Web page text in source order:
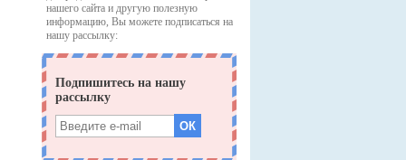
нашего сайта и другую полезную
информацию, Вы можете подписаться на
нашу рассылку: